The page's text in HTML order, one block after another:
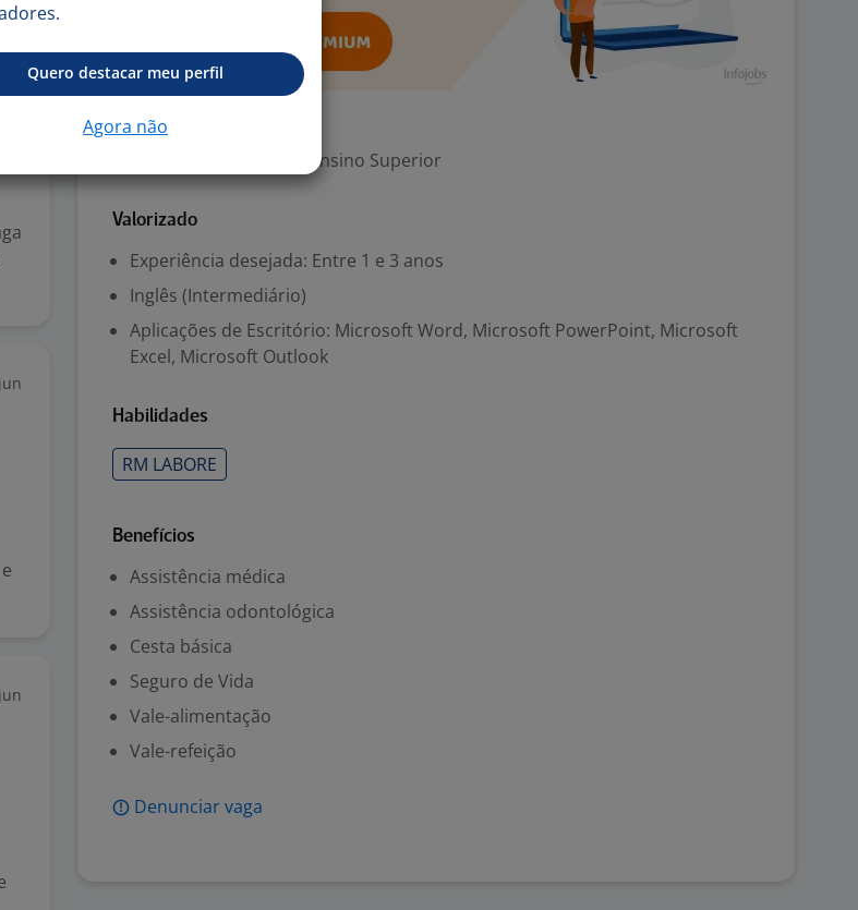
Exigências
Escolaridade Mínima: Ensino Superior
Valorizado
Experiência desejada: Entre 1 e 3 anos
Inglês (Intermediário)
Aplicações de Escritório: Microsoft Word, Microsoft PowerPoint, Microsoft
Excel, Microsoft Outlook
Habilidades
RM LABORE
Benefícios
Assistência médica
Assistência odontológica
Cesta básica
Seguro de Vida
Vale-alimentação
Vale-refeição
Denunciar vaga
Quero destacar meu perfil
Agora não